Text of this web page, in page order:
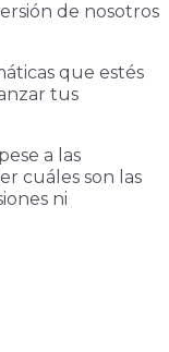
de nosotros
que estés
tus
a las
cuáles son las
ni